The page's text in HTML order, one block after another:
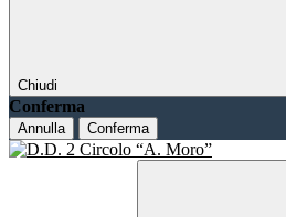
Chiudi
Conferma
Annulla Conferma